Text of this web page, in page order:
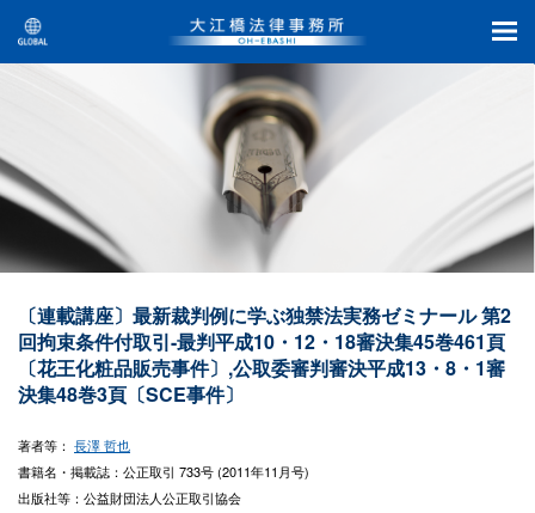
〔連載講座〕最新裁判例に学ぶ独禁法実務ゼミナール 第2
回拘束条件付取引-最判平成10・12・18審決集45巻461頁
〔花王化粧品販売事件〕,公取委審判審決平成13・8・1審
決集48巻3頁〔SCE事件〕
著者等： 長澤 哲也
書籍名・掲載誌：公正取引 733号 (2011年11月号)
出版社等：公益財団法人公正取引協会